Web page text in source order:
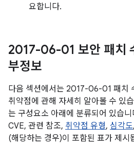
요합니다.
2017-06-01 보안 패치
부정보
다음 섹션에서는 2017-06-01 패치
취약점에 관해 자세히 알아볼 수 있
는 구성요소 아래에 분류되어 있습
CVE, 관련 참조, 취약점 유형, 심각도
(해당하는 경우)이 포함된 표가 제시